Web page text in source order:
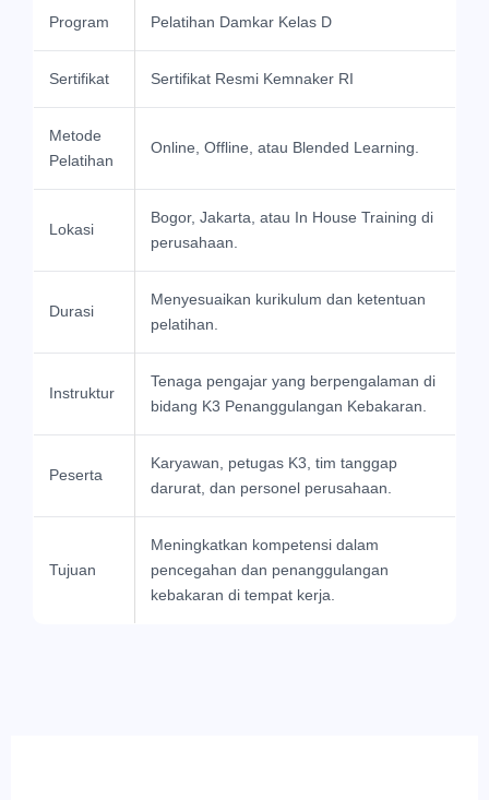
Program Pelatihan Damkar Kelas D
Sertifikat Sertifikat Resmi Kemnaker RI
Metode
Pelatihan
Online, Offline, atau Blended Learning.
Lokasi
Bogor, Jakarta, atau In House Training di
perusahaan.
Durasi
Menyesuaikan kurikulum dan ketentuan
pelatihan.
Instruktur
Tenaga pengajar yang berpengalaman di
bidang K3 Penanggulangan Kebakaran.
Peserta
Karyawan, petugas K3, tim tanggap
darurat, dan personel perusahaan.
Tujuan
Meningkatkan kompetensi dalam
pencegahan dan penanggulangan
kebakaran di tempat kerja.